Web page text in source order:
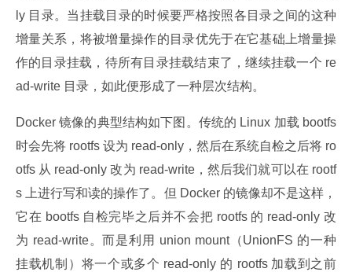
ly 目录。当挂载目录的时候要严格按照各目录之间的这种
增量关系，将被增量操作的目录优先于在它基础上增量操
作的目录挂载，待所有目录挂载结束了，继续挂载一个 re
ad-write 目录，如此便形成了一种层次结构。
Docker 镜像的典型结构如下图。传统的 Linux 加载 bootfs
时会先将 rootfs 设为 read-only，然后在系统自检之后将 ro
otfs 从 read-only 改为 read-write，然后我们就可以在 rootf
s 上进行写和读的操作了。但 Docker 的镜像却不是这样，
它在 bootfs 自检完毕之后并不会把 rootfs 的 read-only 改
为 read-write。而是利用 union mount（UnionFS 的一种
挂载机制）将一个或多个 read-only 的 rootfs 加载到之前